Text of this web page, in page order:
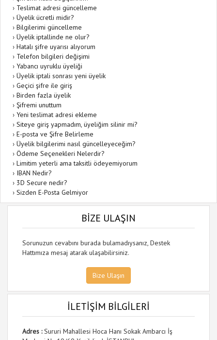
› Teslimat adresi güncelleme
› Üyelik ücretli midir?
› Bilgilerimi güncelleme
› Üyelik iptallinde ne olur?
› Hatalı şifre uyarısı alıyorum
› Telefon bilgileri değişimi
› Yabancı uyruklu üyeliği
› Üyelik iptali sonrası yeni üyelik
› Geçici şifre ile giriş
› Birden fazla üyelik
› Şifremi unuttum
› Yeni teslimat adresi ekleme
› Siteye giriş yapmadım, üyeliğim silinir mi?
› E-posta ve Şifre Belirleme
› Üyelik bilgilerimi nasıl güncelleyeceğim?
› Ödeme Seçenekleri Nelerdir?
› Limitim yeterli ama taksitli ödeyemiyorum
› IBAN Nedir?
› 3D Secure nedir?
› Sizden E-Posta Gelmiyor
BİZE ULAŞIN
Sorunuzun cevabını burada bulamadıysanız, Destek
Hattımıza mesaj atarak ulaşabilirsiniz.
Bize Ulaşın
İLETİŞİM BİLGİLERİ
Adres :Sururi Mahallesi Hoca Hanı Sokak Ambarcı İş